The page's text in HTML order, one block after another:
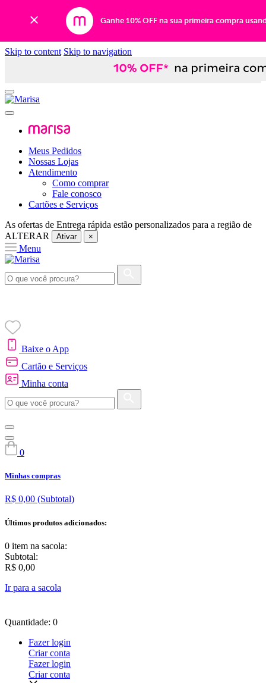
Ganhe 10% OFF na sua primeira compra
Skip to content Skip to navigation
Meus Pedidos
Nossas Lojas
Atendimento
Como comprar
Fale conosco
Cartões e Serviços
As ofertas de Entrega rápida estão personalizados para a região de
ALTERAR
Ativar ×
Menu
Baixe o App
Cartão e Serviços
Minha conta
0
Minhas compras
R$ 0,00 (Subtotal)
Últimos produtos adicionados:
0 item na sacola:
Subtotal:
R$ 0,00
Ir para a sacola
Quantidade: 0
Fazer login
Criar conta
Fazer login
Criar conta